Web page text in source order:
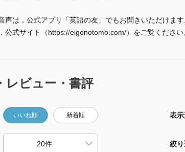
声は，公式アプリ「英語の友」でもお聞きいただけます
公式サイト（https://eigonotomo.com/）をご覧ください
レビュー・書評
いいね順 新着順 表
絞